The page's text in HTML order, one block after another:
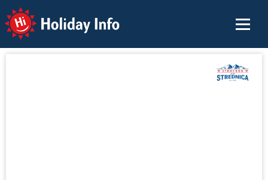
Holiday Info